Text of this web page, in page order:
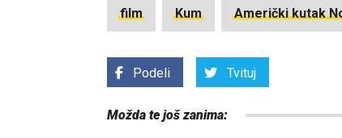
film Kum Američki kutak
Podeli Tvituj
Možda te još zanima: